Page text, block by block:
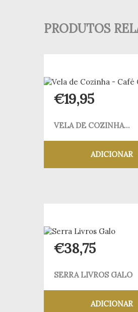
PRODUTOS
€19,95
VELA DE COZINHA...
ADICIONAR
€38,75
SERRA LIVROS GALO
ADICIONAR